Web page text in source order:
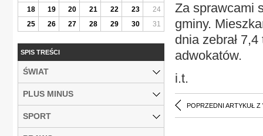
Za sprawcami
gminy.
dnia zebrał
adwokatów.
i.t.
POPRZEDNI ARTYKUŁ Z
18
19 20 21 22 23
24
25
26 27 28 29 30 31
SPIS TREŚCI
ŚWIAT
PLUS MINUS
SPORT